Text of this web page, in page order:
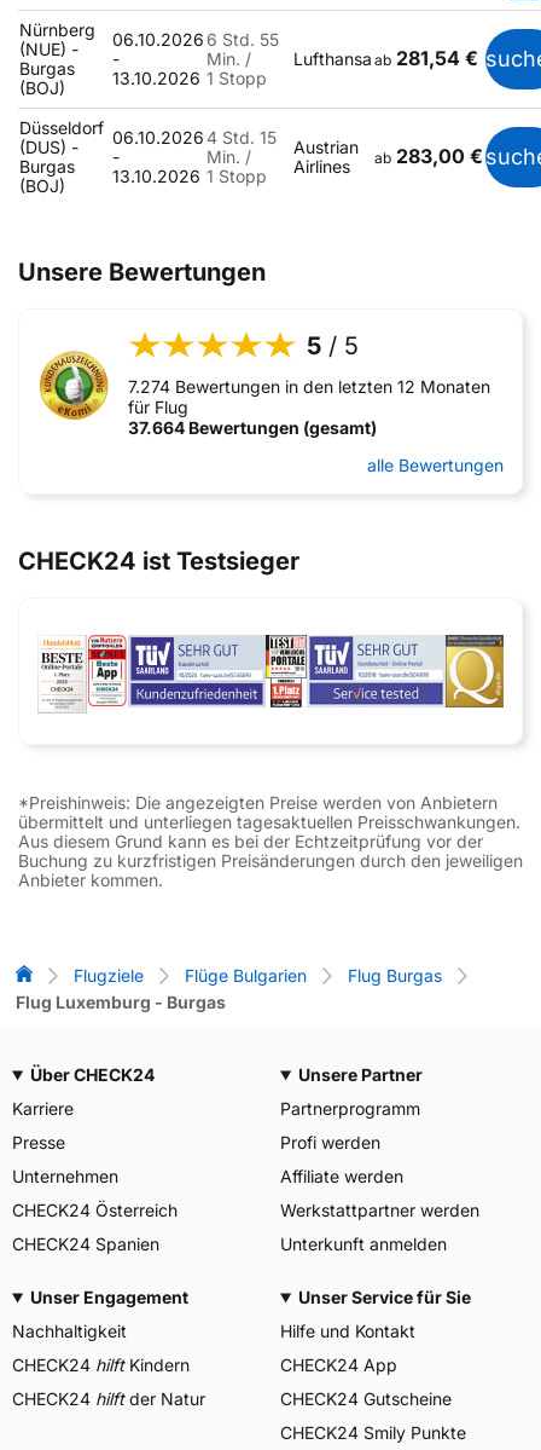
Nürnberg
(NUE) -
Burgas
(BOJ)
06.10.2026
-
13.10.2026
6 Std. 55
Min. /
1 Stopp
Lufthansa ab 281,54 €
Düsseldorf
(DUS) -
Burgas
(BOJ)
06.10.2026
-
13.10.2026
4 Std. 15
Min. /
1 Stopp
Austrian
Airlines
ab 283,00 €
Unsere Bewertungen
5 / 5
7.274 Bewertungen in den letzten 12 Monaten
für Flug
37.664 Bewertungen (gesamt)
alle Bewertungen
CHECK24 ist Testsieger
*Preishinweis: Die angezeigten Preise werden von Anbietern
übermittelt und unterliegen tagesaktuellen Preisschwankungen.
Aus diesem Grund kann es bei der Echtzeitprüfung vor der
Buchung zu kurzfristigen Preisänderungen durch den jeweiligen
Anbieter kommen.
Flug-Vergleich
Flugziele Flüge Bulgarien
Flug Burgas
Flug Luxemburg - Burgas
Über CHECK24
Karriere
Presse
Unternehmen
CHECK24 Österreich
CHECK24 Spanien
Unsere Partner
Partnerprogramm
Profi werden
Affiliate werden
Werkstattpartner werden
Unterkunft anmelden
Unser Engagement
Nachhaltigkeit
CHECK24 hilftKindern
CHECK24 hilftder Natur
Unser Service für Sie
Hilfe und Kontakt
CHECK24 App
CHECK24 Gutscheine
CHECK24 Smily Punkte